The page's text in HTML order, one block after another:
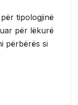
tipologjinë
për lëkurë
përbërës si